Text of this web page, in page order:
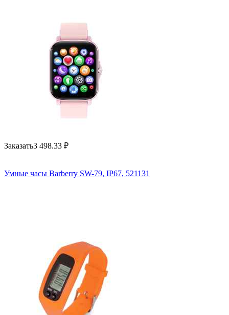
Заказать3 498.33 ₽
Умные часы Barberry SW-79, IP67, 521131